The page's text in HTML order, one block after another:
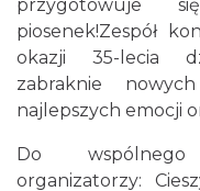
0.05 km
przygotowuje
piosenek!Zespół
okazji 35-lecia
zabraknie
najlepszych emocji
Do wspólnego
organizatorzy: